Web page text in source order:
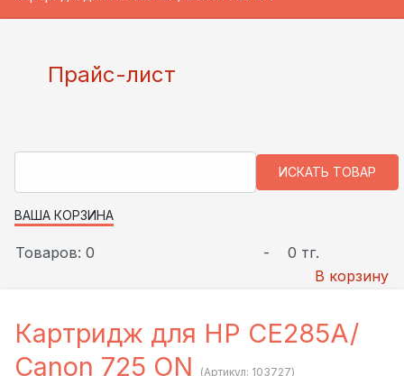
Прайс-лист
ВАША КОРЗИНА
Товаров: 0 -
0 тг.
В корзину
Картридж для HP CE285A/
Canon 725 ON
(Артикул: 103727)